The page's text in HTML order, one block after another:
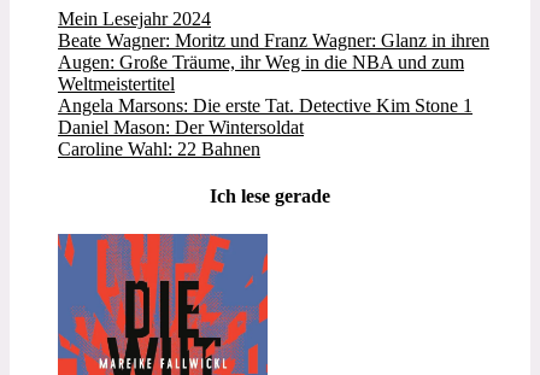
Mein Lesejahr 2024
Beate Wagner: Moritz und Franz Wagner: Glanz in ihren
Augen: Große Träume, ihr Weg in die NBA und zum
Weltmeistertitel
Angela Marsons: Die erste Tat. Detective Kim Stone 1
Daniel Mason: Der Wintersoldat
Caroline Wahl: 22 Bahnen
Ich lese gerade